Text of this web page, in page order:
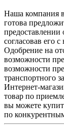
Наша компания
готова
согласовав его
Одобрение на
возможности
возможности
транспортного
Интернет-
товар по
вы можете
по